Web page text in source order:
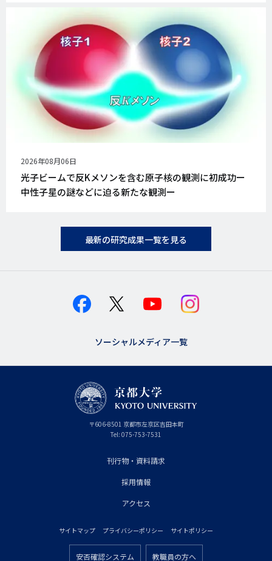
公
開
日
2026年08月06日
光子ビームで反Kメソンを含む原子核の観測に初成功ー
中性子星の謎などに迫る新たな観測ー
最新の研究成果一覧を見る
ソーシャルメディア一覧
〒606-8501 京
都
府
京都市左京区吉田本町
Tel: 075-753-7531
刊行物・資料請求
採用情報
アクセス
サイトマップ プライバシーポリシー サイトポリシー
安否確認システム 教職員の方へ